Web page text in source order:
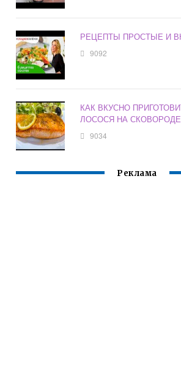
РЕЦЕПТЫ ПРОСТЫЕ И
9092
КАК ВКУСНО
ЛОСОСЯ НА СКОВОРОДЕ
9034
Реклама